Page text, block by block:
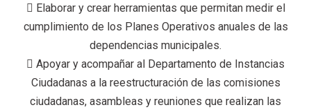
 Elaborar y crear herramientas que permitan medir el
cumplimiento de los Planes Operativos anuales de las
dependencias municipales.
 Apoyar y acompañar al Departamento de Instancias
Ciudadanas a la reestructuración de las comisiones
ciudadanas, asambleas y reuniones que realizan las